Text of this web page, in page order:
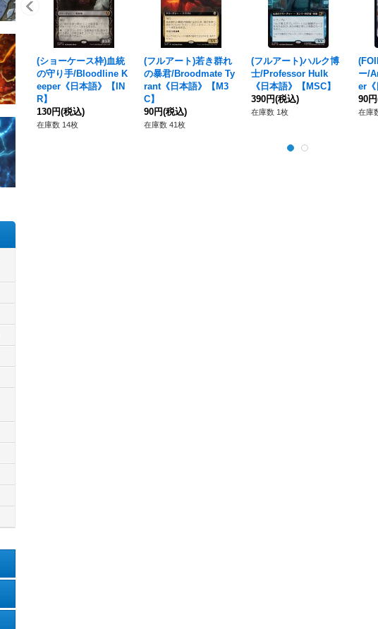
(ショーケース枠)血統
の守り手/Bloodline K
eeper《日本語》【IN
R】
130円(税込)
在庫数 14枚
(フルアート)若き群れ
の暴君/Broodmate Ty
rant《日本語》【M3
C】
90円(税込)
在庫数 41枚
(フルアート)ハルク博
士/Professor Hulk
《日本語》【MSC】
390円(税込)
在庫数 1枚
ー/
er《
90円
在庫